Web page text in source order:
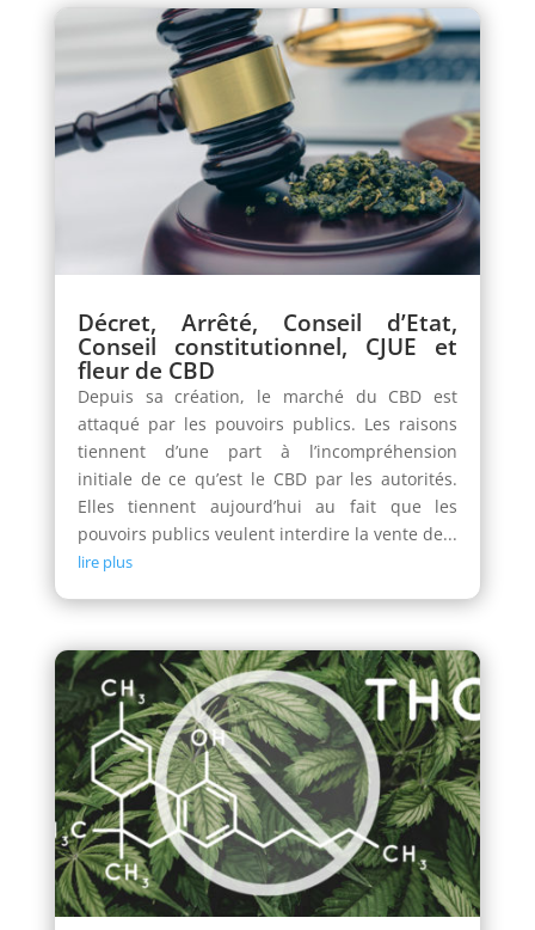
Décret, Arrêté, Conseil d’Etat,
Conseil constitutionnel, CJUE et
fleur de CBD
Depuis sa création, le marché du CBD est
attaqué par les pouvoirs publics. Les raisons
tiennent d’une part à l’incompréhension
initiale de ce qu’est le CBD par les autorités.
Elles tiennent aujourd’hui au fait que les
pouvoirs publics veulent interdire la vente de...
lire plus